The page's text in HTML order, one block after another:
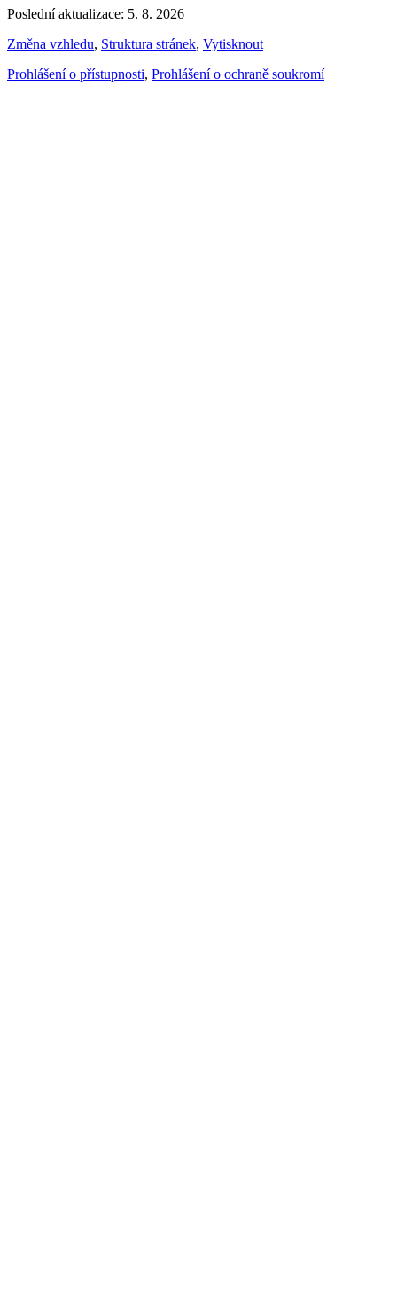
Poslední aktualizace: 5. 8. 2026
Změna vzhledu, Struktura stránek, Vytisknout
Prohlášení o přístupnosti, Prohlášení o ochraně soukromí